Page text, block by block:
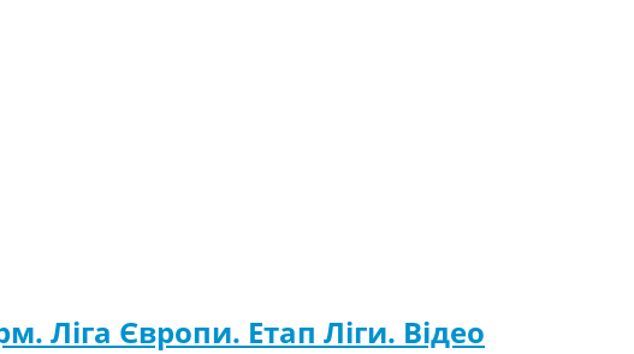
Ліга Європи. Етап Ліги. Відео